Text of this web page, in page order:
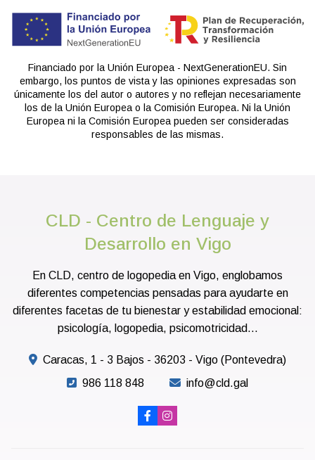
Financiado por la Unión Europea - NextGenerationEU. Sin
embargo, los puntos de vista y las opiniones expresadas son
únicamente los del autor o autores y no reflejan necesariamente
los de la Unión Europea o la Comisión Europea. Ni la Unión
Europea ni la Comisión Europea pueden ser consideradas
responsables de las mismas.
CLD - Centro de Lenguaje y
Desarrollo en Vigo
En CLD, centro de logopedia en Vigo, englobamos
diferentes competencias pensadas para ayudarte en
diferentes facetas de tu bienestar y estabilidad emocional:
psicología, logopedia, psicomotricidad...
Caracas, 1 - 3 Bajos - 36203 - Vigo (Pontevedra)
986 118 848
info@cld.gal